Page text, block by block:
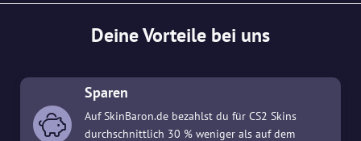
Deine Vorteile bei uns
Sparen
Auf SkinBaron.de bezahlst du für CS2 Skins
durchschnittlich 30 % weniger als auf dem